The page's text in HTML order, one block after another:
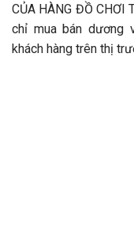
CỦA HÀNG ĐỒ CHƠI
chỉ mua bán dương
khách hàng trên thị